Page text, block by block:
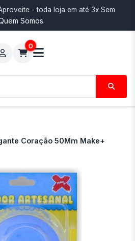
- toda loja em até 3x Sem
Somos
0
Coração 50Mm Make+